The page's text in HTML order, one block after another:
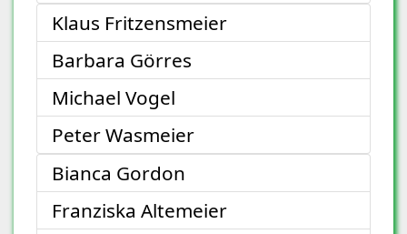
Klaus Fritzensmeier
Barbara Görres
Michael Vogel
Peter Wasmeier
Bianca Gordon
Franziska Altemeier